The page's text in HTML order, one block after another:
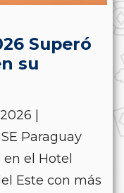
Superó
su
|
Paraguay
el Hotel
Este con más